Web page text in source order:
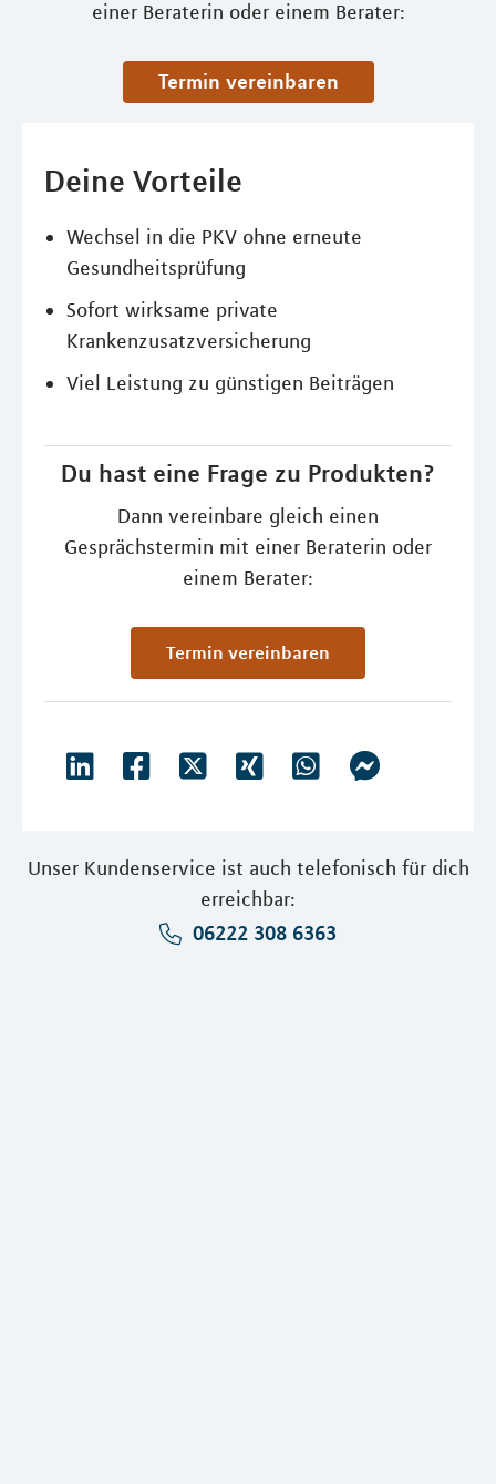
einer Beraterin oder einem Berater:
Termin vereinbaren
Deine Vorteile
Wechsel in die PKV ohne erneute
Gesundheitsprüfung
Sofort wirksame private
Krankenzusatzversicherung
Viel Leistung zu günstigen Beiträgen
Du hast eine Frage zu Produkten?
Dann vereinbare gleich einen
Gesprächstermin mit einer Beraterin oder
einem Berater:
Termin vereinbaren
Unser Kundenservice ist auch telefonisch für dich
erreichbar:
06222 308 6363